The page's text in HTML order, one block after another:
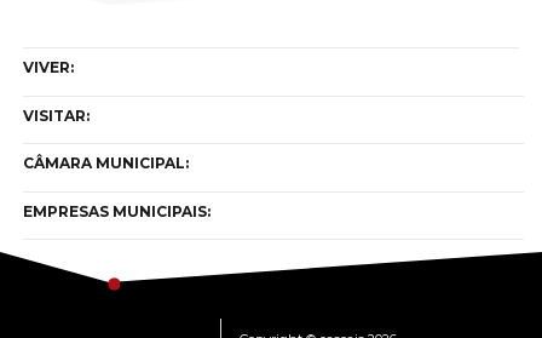
VIVER:
VISITAR:
CÂMARA MUNICIPAL:
EMPRESAS MUNICIPAIS: